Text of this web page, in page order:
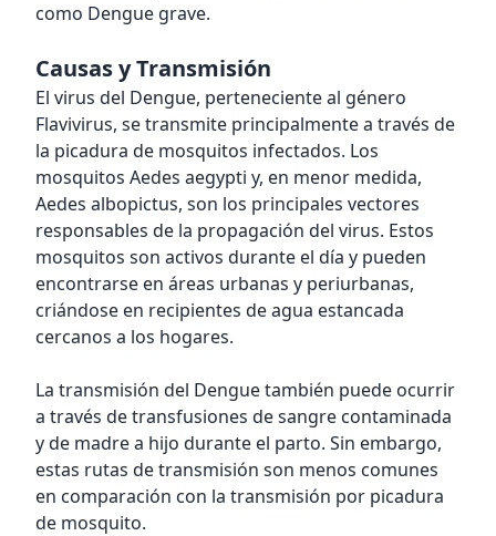
como Dengue grave.
Causas y Transmisión
El virus del Dengue, perteneciente al género
Flavivirus, se transmite principalmente a través de
la picadura de mosquitos infectados. Los
mosquitos Aedes aegypti y, en menor medida,
Aedes albopictus, son los principales vectores
responsables de la propagación del virus. Estos
mosquitos son activos durante el día y pueden
encontrarse en áreas urbanas y periurbanas,
criándose en recipientes de agua estancada
cercanos a los hogares.
La transmisión del Dengue también puede ocurrir
a través de transfusiones de sangre contaminada
y de madre a hijo durante el parto. Sin embargo,
estas rutas de transmisión son menos comunes
en comparación con la transmisión por picadura
de mosquito.